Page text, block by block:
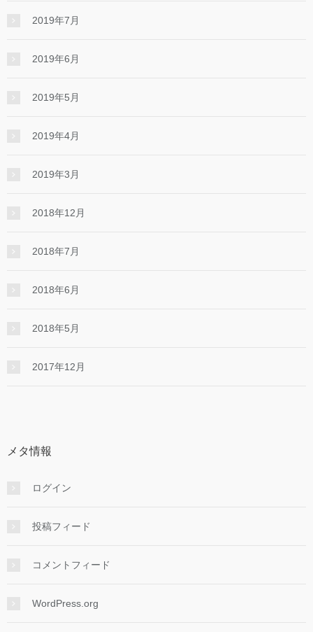
2019年7月
2019年6月
2019年5月
2019年4月
2019年3月
2018年12月
2018年7月
2018年6月
2018年5月
2017年12月
メタ情報
ログイン
投稿フィード
コメントフィード
WordPress.org